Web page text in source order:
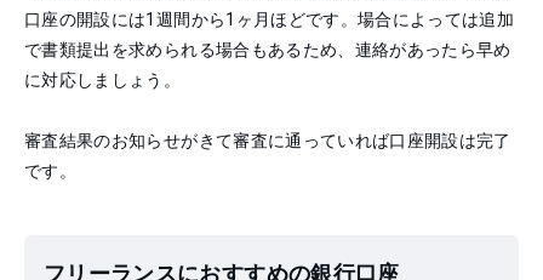
口座の開設には1週間から1ヶ月ほどです。場合によっては追加
で書類提出を求められる場合もあるため、連絡があったら早め
に対応しましょう。
審査結果のお知らせがきて審査に通っていれば口座開設は完了
です。
フリーランスにおすすめの銀行口座